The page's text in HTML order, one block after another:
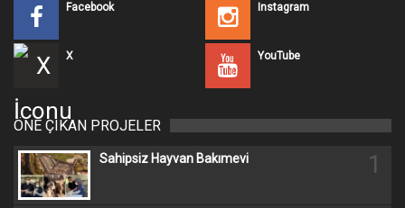
Facebook Instagram
X YouTube
ÖNE ÇIKAN PROJELER
Sahipsiz Hayvan Bakımevi 1